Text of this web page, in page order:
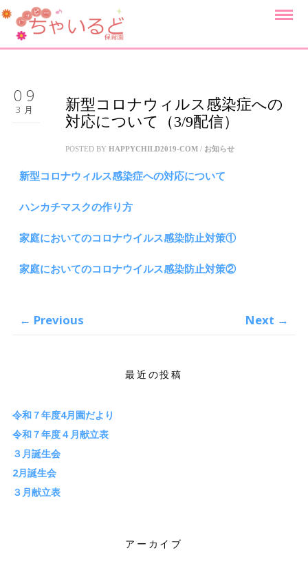
09
3月
新型コロナウィルス感染症への
対応について（3/9配信）
POSTED BY HAPPYCHILD2019-COM/ お知らせ
新型コロナウィルス感染症への対応について
ハンカチマスクの作り方
家庭においてのコロナウイルス感染防止対策①
家庭においてのコロナウイルス感染防止対策②
← Previous Next →
最近の投稿
令和７年度4月園だより
令和７年度４月献立表
３月誕生会
2月誕生会
３月献立表
アーカイブ